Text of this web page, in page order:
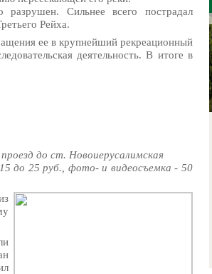
Сильнее всего пострадал
Рейха.
ее в крупнейший рекреационный
деятельность. В итоге в
до ст. Новоиерусалимская
до 25 руб., фото- и видеосъемка - 50